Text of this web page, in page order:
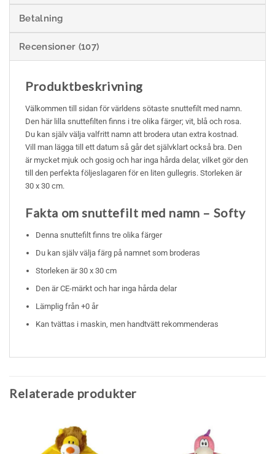
Betalning
Recensioner (107)
Produktbeskrivning
Välkommen till sidan för världens sötaste snuttefilt med namn.
Den här lilla snuttefilten finns i tre olika färger; vit, blå och rosa.
Du kan själv välja valfritt namn att brodera utan extra kostnad.
Vill man lägga till ett datum så går det självklart också bra. Den
är mycket mjuk och gosig och har inga hårda delar, vilket gör den
till den perfekta följeslagaren för en liten gullegris. Storleken är
30 x 30 cm.
Fakta om snuttefilt med namn – Softy
Denna snuttefilt finns tre olika färger
Du kan själv välja färg på namnet som broderas
Storleken är 30 x 30 cm
Den är CE-märkt och har inga hårda delar
Lämplig från +0 år
Kan tvättas i maskin, men handtvätt rekommenderas
Relaterade produkter